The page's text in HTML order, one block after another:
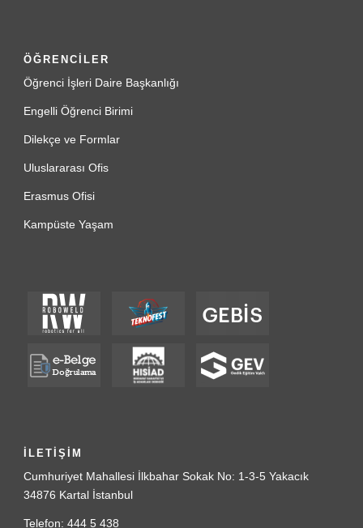
ÖĞRENCİLER
Öğrenci İşleri Daire Başkanlığı
Engelli Öğrenci Birimi
Dilekçe ve Formlar
Uluslararası Ofis
Erasmus Ofisi
Kampüste Yaşam
İLETİŞİM
Cumhuriyet Mahallesi İlkbahar Sokak No: 1-3-5 Yakacık
34876 Kartal İstanbul
Telefon: 444 5 438